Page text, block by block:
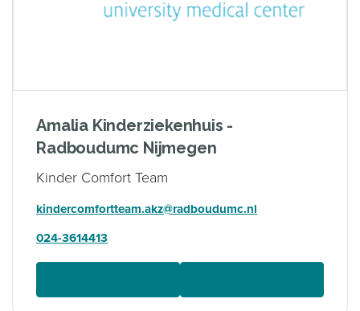
Amalia Kinderziekenhuis -
Radboudumc Nijmegen
Kinder Comfort Team
kindercomfortteam.akz@radboudumc.nl
024-3614413